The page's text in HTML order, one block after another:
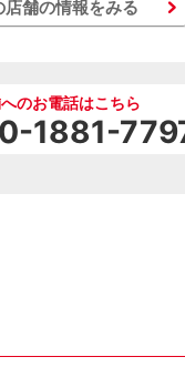
店舗の情報をみる
のお電話はこちら
1881-